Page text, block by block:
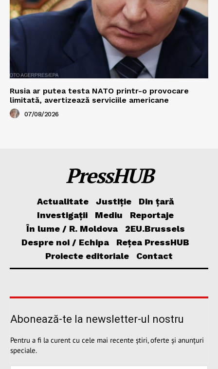
Rusia ar putea testa NATO printr-o provocare
limitată, avertizează serviciile americane
07/08/2026
PressHUB
Actualitate Justiție
Din țară
Investigații
Mediu
Reportaje
În lume / R. Moldova
2EU.Brussels
Despre noi / Echipa
Rețea PressHUB
Proiecte editoriale
Contact
Abonează-te la newsletter-ul nostru
Pentru a fi la curent cu cele mai recente știri, oferte și anunțuri
speciale.